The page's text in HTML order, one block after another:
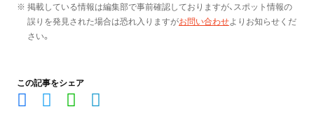
※ 掲載している情報は編集部で事前確認しておりますが、スポット情報の
誤りを発見された場合は恐れ入りますがお問い合わせよりお知らせくだ
さい。
この記事をシェア